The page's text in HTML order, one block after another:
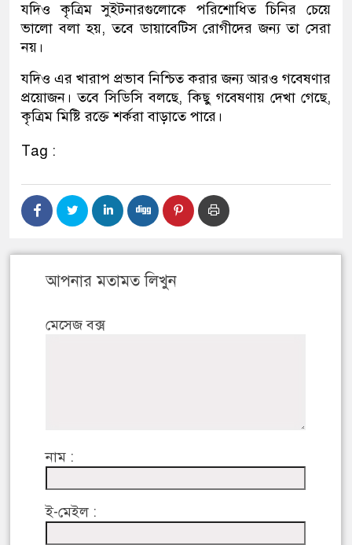
যদিও কৃত্রিম সুইটনারগুলোকে পরিশোধিত চিনির চেয়ে
ভালো বলা হয়, তবে ডায়াবেটিস রোগীদের জন্য তা সেরা
নয়।
যদিও এর খারাপ প্রভাব নিশ্চিত করার জন্য আরও গবেষণার
প্রয়োজন। তবে সিডিসি বলছে, কিছু গবেষণায় দেখা গেছে,
কৃত্রিম মিষ্টি রক্তে শর্করা বাড়াতে পারে।
Tag :
আপনার মতামত লিখুন
মেসেজ বক্স
নাম :
ই-মেইল :